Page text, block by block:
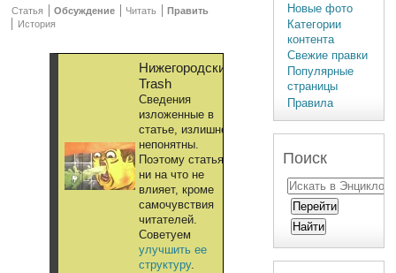
Статья Обсуждение Читать
Править
История
Нижегородский
Trash
Сведения
изложенные в
статье, излишне
непонятны.
Поэтому статья
ни на что не
влияет, кроме
самочувствия
читателей.
Советуем
улучшить ее
структуру.
Новые фото
Категории
контента
Свежие правки
Популярные
страницы
Правила
Поиск